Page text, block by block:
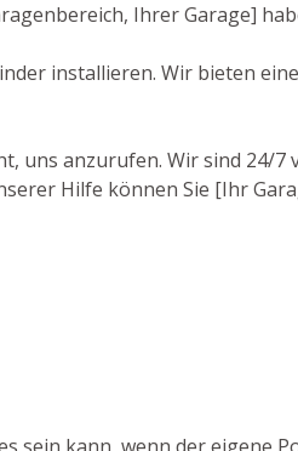
Ihrer Garage]
installieren. Wir bieten
uns anzurufen. Wir sind 24/
Hilfe können Sie [Ihr